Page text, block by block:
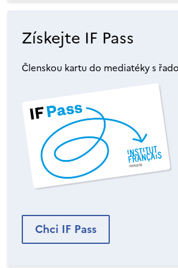
Získejte IF Pass
Členskou kartu do mediatéky s
Chci IF Pass